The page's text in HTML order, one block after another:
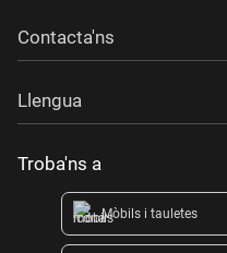
Contacta'ns
Llengua
Troba'ns a
Mòbils i tauletes